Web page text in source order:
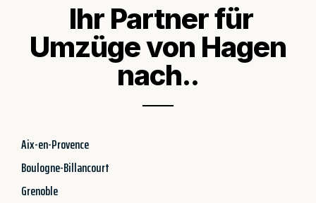
Ihr Partner für
Umzüge von Hagen
nach..
Aix-en-Provence
Boulogne-Billancourt
Grenoble